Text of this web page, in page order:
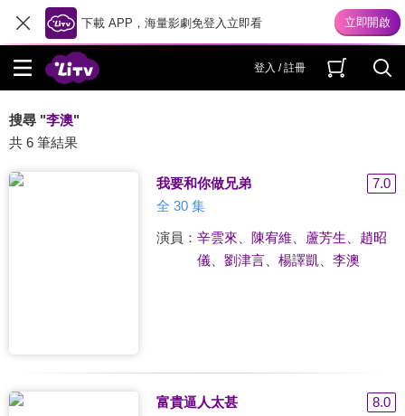
下載 APP，海量影劇免登入立即看
登入 / 註冊
搜尋 "李澳"
共 6 筆結果
我要和你做兄弟
7.0
全 30 集
演員： 辛雲來 陳宥維、 蘆芳生
趙昭
儀、 劉津言、 楊譯凱 李澳
富貴逼人太甚
8.0